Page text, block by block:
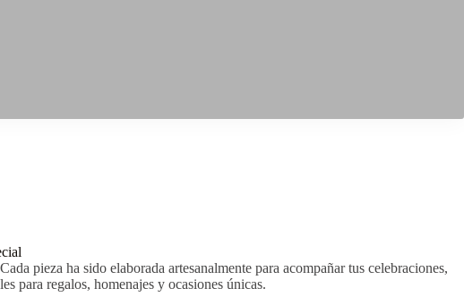
pieza ha sido elaborada artesanalmente para acompañar tus celebraciones,
para regalos, homenajes y ocasiones únicas.